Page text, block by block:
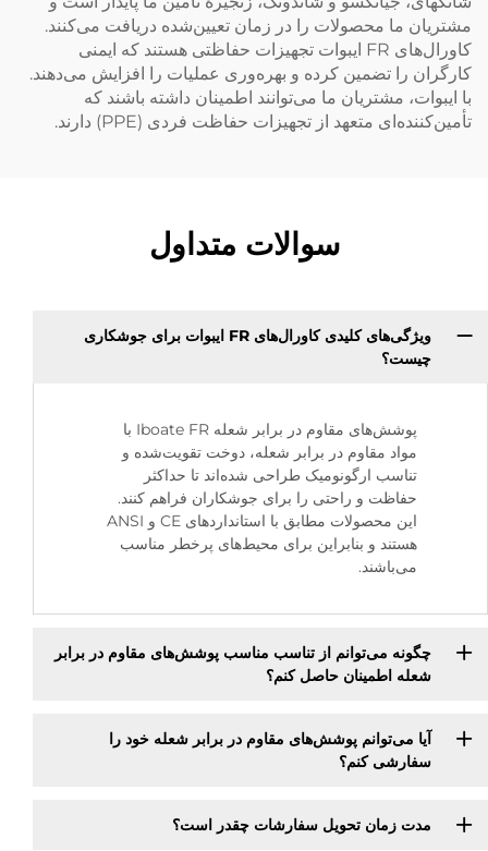
مشتریان ما محصولات را در زمان تعیین‌شده دریافت می‌کنند.
کاورال‌های FR ایبوات تجهیزات حفاظتی هستند که ایمنی
کارگران را تضمین کرده و بهره‌وری عملیات را افزایش می‌دهند.
با ایبوات، مشتریان ما می‌توانند اطمینان داشته باشند که
تأمین‌کننده‌ای متعهد از تجهیزات حفاظت فردی (PPE) دارند.
سوالات متداول
ویژگی‌های کلیدی کاورال‌های FR ایبوات برای جوشکاری
چیست؟
پوشش‌های مقاوم در برابر شعله Iboate FR با
مواد مقاوم در برابر شعله، دوخت تقویت‌شده و
تناسب ارگونومیک طراحی شده‌اند تا حداکثر
حفاظت و راحتی را برای جوشکاران فراهم کنند.
این محصولات مطابق با استانداردهای CE و ANSI
هستند و بنابراین برای محیط‌های پرخطر مناسب
می‌باشند.
چگونه می‌توانم از تناسب مناسب پوشش‌های مقاوم در برابر
شعله اطمینان حاصل کنم؟
آیا می‌توانم پوشش‌های مقاوم در برابر شعله خود را
سفارشی کنم؟
مدت زمان تحویل سفارشات چقدر است؟